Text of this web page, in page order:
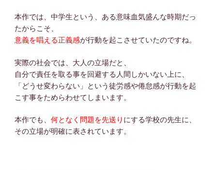
本作では、中学生という、ある意味血気盛んな時期だっ
たからこそ、
意義を唱える正義感が行動を起こさせていたのですね。
実際の社会では、大人の立場だと、
自分で責任を取る事を回避する人間しかいない上に、
「どうせ変わらない」という徒労感や倦怠感が行動を起
こす事をためらわせてしまいます。
本作でも、 何となく問題を先送り にする学校の先生に、
その立場が明確に表されています。